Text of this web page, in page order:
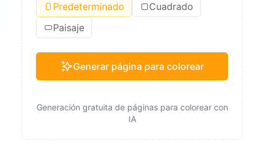
Predeterminado
Cuadrado
Paisaje
Generar página para colorear
Generación gratuita de páginas para colorear con
IA